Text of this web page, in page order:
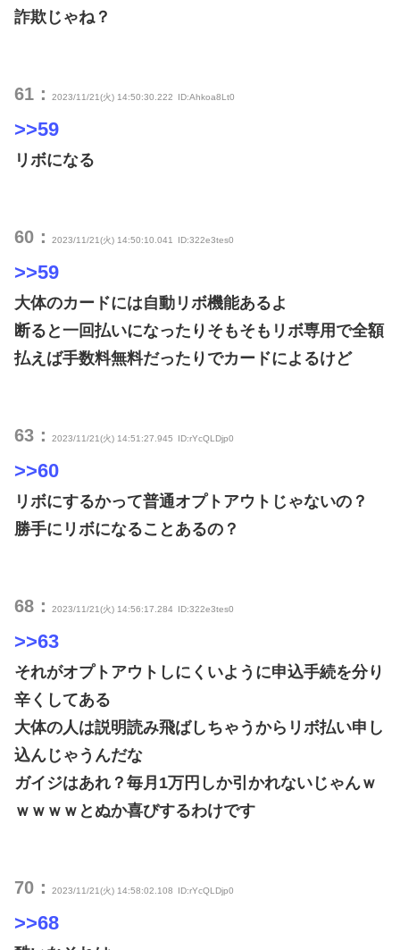
詐欺じゃね？
61： 2023/11/21(火) 14:50:30.222 ID:Ahkoa8Lt0
>>59
リボになる
60： 2023/11/21(火) 14:50:10.041 ID:322e3tes0
>>59
大体のカードには自動リボ機能あるよ
断ると一回払いになったりそもそもリボ専用で全額
払えば手数料無料だったりでカードによるけど
63： 2023/11/21(火) 14:51:27.945 ID:rYcQLDjp0
>>60
リボにするかって普通オプトアウトじゃないの？
勝手にリボになることあるの？
68： 2023/11/21(火) 14:56:17.284 ID:322e3tes0
>>63
それがオプトアウトしにくいように申込手続を分り
辛くしてある
大体の人は説明読み飛ばしちゃうからリボ払い申し
込んじゃうんだな
ガイジはあれ？毎月1万円しか引かれないじゃんｗ
ｗｗｗｗとぬか喜びするわけです
70： 2023/11/21(火) 14:58:02.108 ID:rYcQLDjp0
>>68